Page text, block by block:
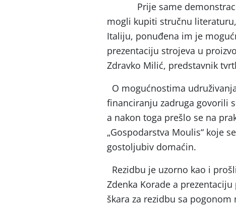
Prije same
mogli kupiti stručnu
Italiju, ponuđena im je
prezentaciju strojeva u
Zdravko Milić,
O mogućnostima
financiranju zadruga govorili
a nakon toga prešlo se na
„Gospodarstva Moulis“ koje
Rezidbu je uzorno kao i
Zdenka Korade a
škara za rezidbu sa pogonom